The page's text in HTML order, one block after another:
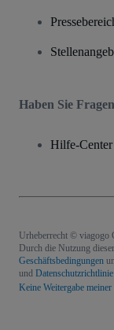
Haben Sie
Hilfe-
Urheberrecht © viagogo
Durch die Nutzung
Geschäftsbedingungen
und
Keine Weitergabe